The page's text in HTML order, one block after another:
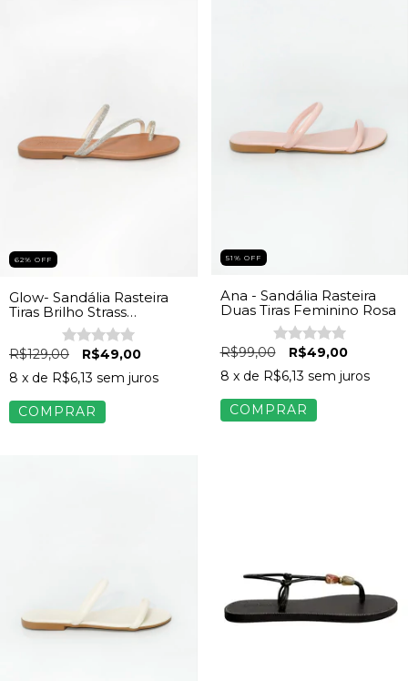
62% OFF
Glow- Sandália Rasteira
Tiras Brilho Strass
Feminino Bege
R$129,00
R$49,00
8 x de R$6,13 sem juros
COMPRAR
51 % OFF
Ana - Sandália Rasteira
Duas Tiras Feminino Rosa
R$99,00
R$49,00
8 x de R$6,13 sem juros
COMPRAR